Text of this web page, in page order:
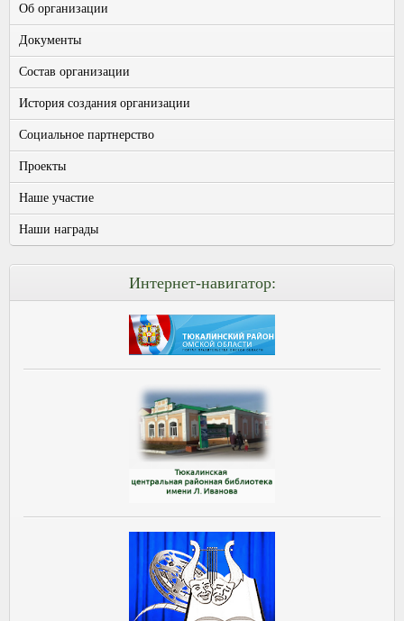
Об организации
Документы
Состав организации
История создания организации
Социальное партнерство
Проекты
Наше участие
Наши награды
Интернет-навигатор: